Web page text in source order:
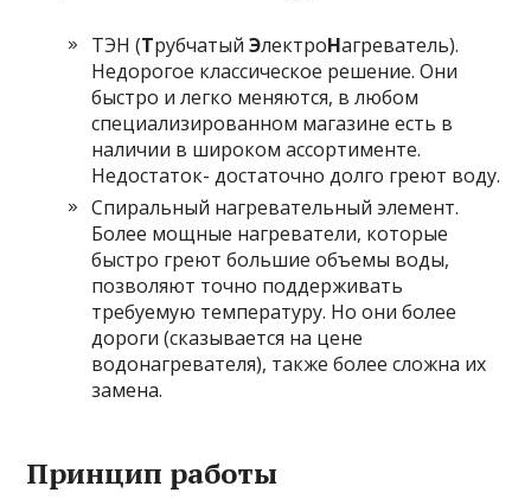
ТЭН (ТрубчатыйЭлектроНагреватель).
Недорогое классическое решение. Они
быстро и легко меняются, в любом
специализированном магазине есть в
наличии в широком ассортименте.
Недостаток- достаточно долго греют воду.
Спиральный нагревательный элемент.
Более мощные нагреватели, которые
быстро греют большие объемы воды,
позволяют точно поддерживать
требуемую температуру. Но они более
дороги (сказывается на цене
водонагревателя), также более сложна их
замена.
Принцип работы